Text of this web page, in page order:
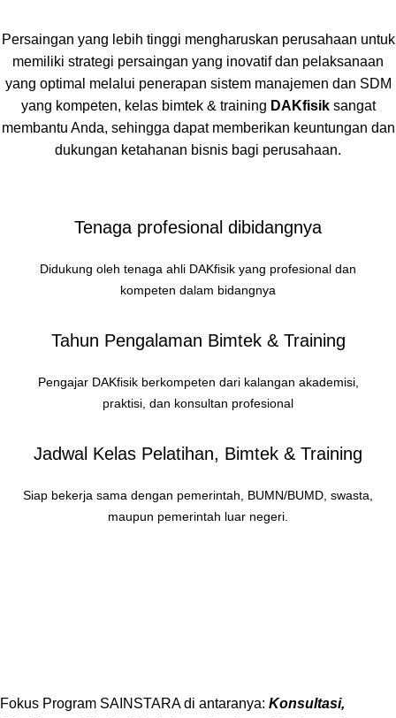
Persaingan yang lebih tinggi mengharuskan perusahaan untuk
memiliki strategi persaingan yang inovatif dan pelaksanaan
yang optimal melalui penerapan sistem manajemen dan SDM
yang kompeten, kelas bimtek & training DAKfisiksangat
membantu Anda, sehingga dapat memberikan keuntungan dan
dukungan ketahanan bisnis bagi perusahaan.
Tenaga profesional dibidangnya
Didukung oleh tenaga ahli DAKfisik yang profesional dan
kompeten dalam bidangnya
Tahun Pengalaman Bimtek & Training
Pengajar DAKfisik berkompeten dari kalangan akademisi,
praktisi, dan konsultan profesional
Jadwal Kelas Pelatihan, Bimtek & Training
Siap bekerja sama dengan pemerintah, BUMN/BUMD, swasta,
maupun pemerintah luar negeri.
Fokus Program SAINSTARA di antaranya: Konsultasi,